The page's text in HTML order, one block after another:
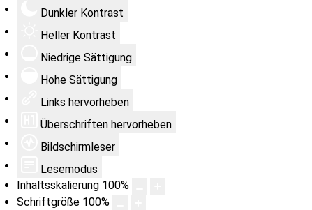
Dunkler Kontrast
Heller Kontrast
Niedrige Sättigung
Hohe Sättigung
Links hervorheben
Überschriften hervorheben
Bildschirmleser
Lesemodus
Inhaltsskalierung 100%
Schriftgröße 100%